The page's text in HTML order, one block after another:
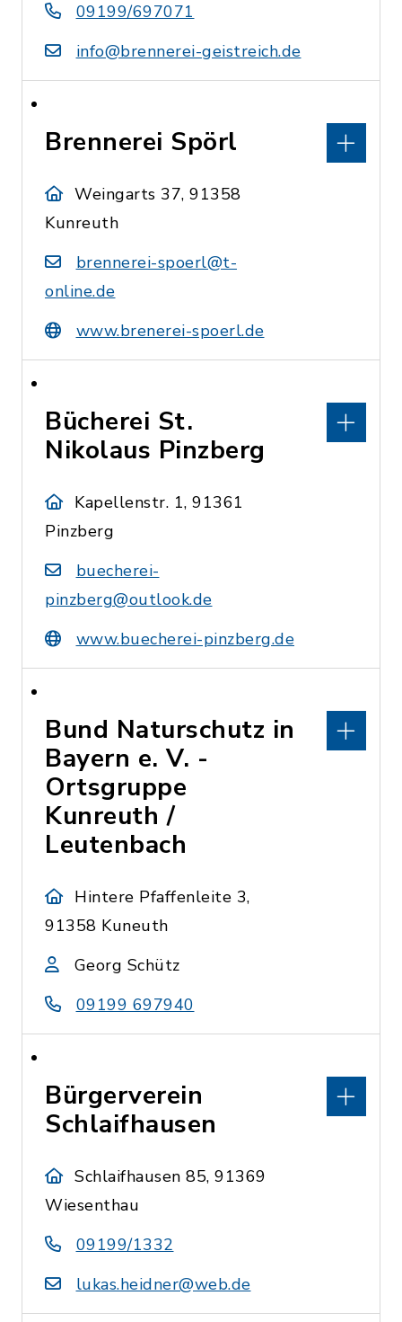
09199/697071
info@brennerei-geistreich.de
Brennerei Spörl
Weingarts 37, 91358
Kunreuth
brennerei-spoerl@t-
online.de
www.brenerei-spoerl.de
Bücherei St.
Nikolaus Pinzberg
Kapellenstr. 1, 91361
Pinzberg
buecherei-
pinzberg@outlook.de
www.buecherei-pinzberg.de
Bund Naturschutz in
Bayern e. V. -
Ortsgruppe
Kunreuth /
Leutenbach
Hintere Pfaffenleite 3,
91358 Kuneuth
Georg Schütz
09199 697940
Bürgerverein
Schlaifhausen
Schlaifhausen 85, 91369
Wiesenthau
09199/1332
lukas.heidner@web.de